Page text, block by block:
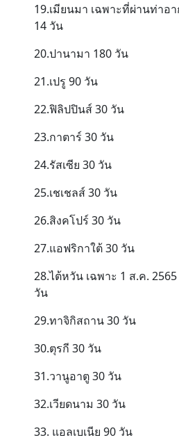
19.เมียนมา เฉพาะที่ผ่านท่าอ
14 วัน
20.ปานามา 180 วัน
21.เปรู 90 วัน
22.ฟิลิปปินส์ 30 วัน
23.กาตาร์ 30 วัน
24.รัสเซีย 30 วัน
25.เชเชลส์ 30 วัน
26.สิงคโปร์ 30 วัน
27.แอฟริกาใต้ 30 วัน
28.ไต้หวัน เฉพาะ 1 ส.ค.
วัน
29.ทาจิกิสถาน 30 วัน
30.ตุรกี 30 วัน
31.วานูอาตู 30 วัน
32.เวียดนาม 30 วัน
33. แอลเบเนีย 90 วัน